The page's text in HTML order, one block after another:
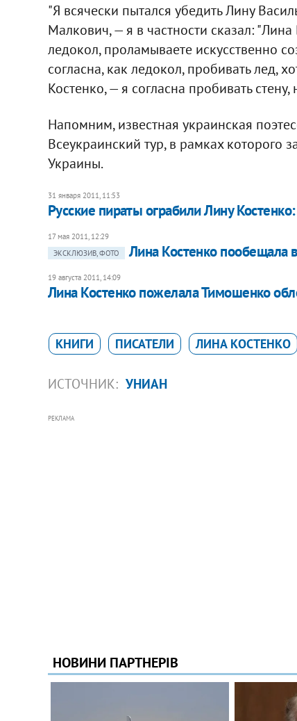
"Я всячески пытался убедить Лину
Малкович, — я в частности сказал:
ледокол, проламываете искусственно
согласна, как ледокол, пробивать лед,
Костенко, — я согласна пробивать
Напомним, известная украинская
Всеукраинский тур, в рамках которого
Украины.
31 января 2011, 11:53
Русские пираты ограбили Лину
17 мая 2011, 12:29
ЭКСКЛЮЗИВ, ФОТО
Лина Костенко пообещала
19 августа 2011, 14:09
Лина Костенко пожелала Тимошенко
КНИГИ ПИСАТЕЛИ ЛИНА КОСТЕНКО
ИСТОЧНИК: УНИАН
РЕКЛАМА